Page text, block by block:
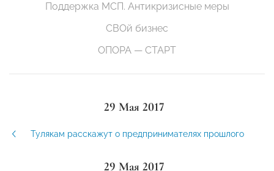
Поддержка МСП. Антикризисные меры
СВОй бизнес
ОПОРА — СТАРТ
29 Мая 2017
Тулякам расскажут о предпринимателях прошлого
29 Мая 2017